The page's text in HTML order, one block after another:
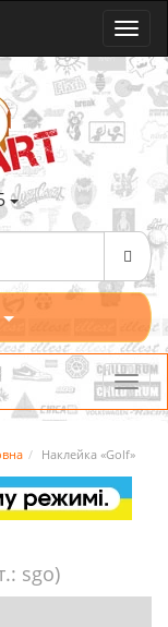
Наклейка «Golf»
sgo)